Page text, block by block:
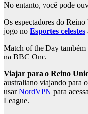
No entanto, você pode
Os espectadores do
jogo no Esportes celestes
Match of the Day também
na BBC One.
Viajar para o Reino
australiano viajando para
usarNordVPN para
League.